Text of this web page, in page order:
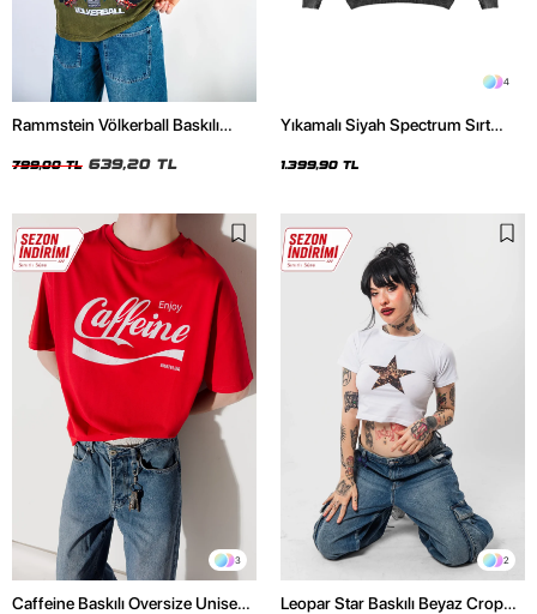
Rammstein Völkerball Baskılı
Tshirt
799,00 TL 639,20 TL
4
Yıkamalı Siyah Spectrum Sırt
1.399,90 TL
3
Caffeine Baskılı Oversize Unisex
2
Leopar Star Baskılı Beyaz Crop